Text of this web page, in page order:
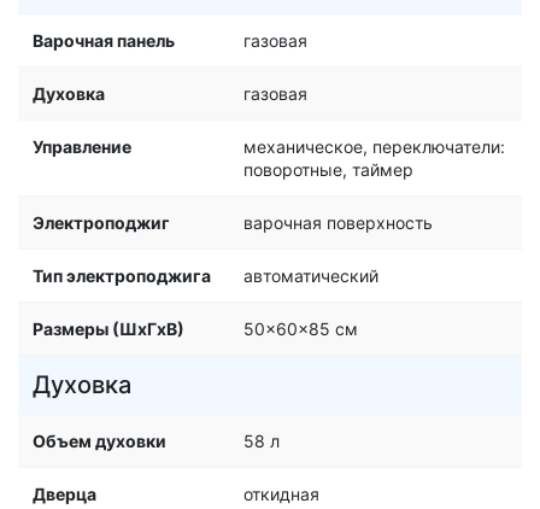
Варочная панель газовая
Духовка газовая
Управление
механическое, переключатели:
поворотные, таймер
Электроподжиг варочная поверхность
Тип электроподжига автоматический
Размеры (ШхГхВ) 50x60x85 см
Духовка
Объем духовки 58 л
Дверца откидная